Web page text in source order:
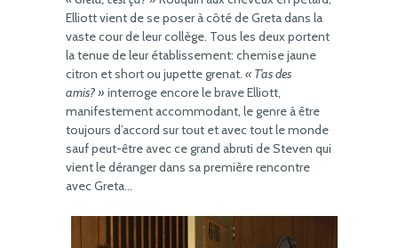
Elliott vient de se poser à côté de Greta dans la
vaste cour de leur collège. Tous les deux portent
la tenue de leur établissement: chemise jaune
citron et short ou jupette grenat. « T’as des
amis? » interroge encore le brave Elliott,
manifestement accommodant, le genre à être
toujours d’accord sur tout et avec tout le monde
sauf peut-être avec ce grand abruti de Steven qui
vient le déranger dans sa première rencontre
avec Greta…